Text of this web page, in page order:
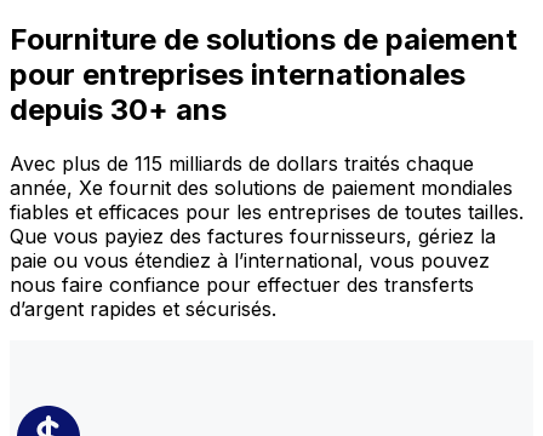
Fourniture de solutions de paiement
pour entreprises internationales
depuis 30+ ans
Avec plus de 115 milliards de dollars traités chaque
année, Xe fournit des solutions de paiement mondiales
fiables et efficaces pour les entreprises de toutes tailles.
Que vous payiez des factures fournisseurs, gériez la
paie ou vous étendiez à l’international, vous pouvez
nous faire confiance pour effectuer des transferts
d’argent rapides et sécurisés.